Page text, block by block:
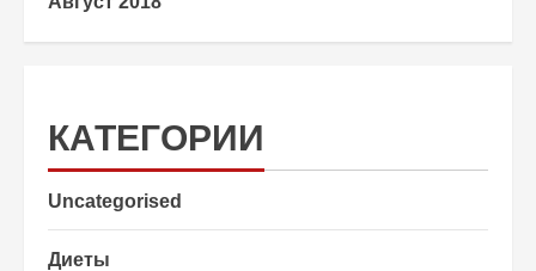
КАТЕГОРИИ
Uncategorised
Диеты